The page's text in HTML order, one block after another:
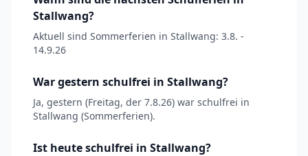
Stallwang?
Aktuell sind Sommerferien in Stallwang: 3.8. -
14.9.26
War gestern schulfrei in Stallwang?
Ja, gestern (Freitag, der 7.8.26) war schulfrei in
Stallwang (Sommerferien).
Ist heute schulfrei in Stallwang?